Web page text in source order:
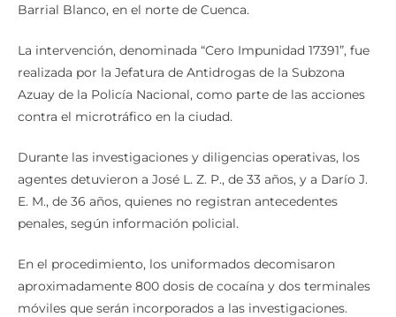
Barrial Blanco, en el norte de Cuenca.
La intervención, denominada “Cero Impunidad 17391”, fue
realizada por la Jefatura de Antidrogas de la Subzona
Azuay de la Policía Nacional, como parte de las acciones
contra el microtráfico en la ciudad.
Durante las investigaciones y diligencias operativas, los
agentes detuvieron a José L. Z. P., de 33 años, y a Darío J.
E. M., de 36 años, quienes no registran antecedentes
penales, según información policial.
En el procedimiento, los uniformados decomisaron
aproximadamente 800 dosis de cocaína y dos terminales
móviles que serán incorporados a las investigaciones.